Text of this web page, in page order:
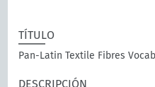
TÍTULO
Pan-Latin Textile Fibres
DESCRIPCIÓN